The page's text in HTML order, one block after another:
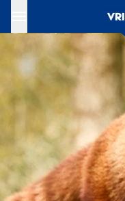
Ga naar de hoofdinhoud